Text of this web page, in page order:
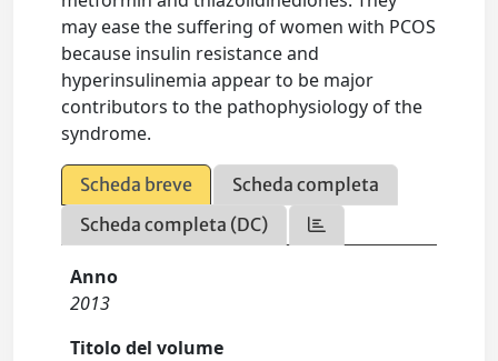
may ease the suffering of women with PCOS
because insulin resistance and
hyperinsulinemia appear to be major
contributors to the pathophysiology of the
syndrome.
Scheda breve
Scheda completa
Scheda completa (DC)
Anno
2013
Titolo del volume